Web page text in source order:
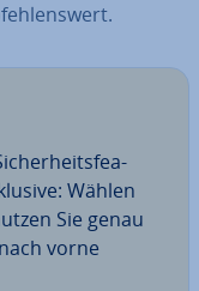
Wählen
Sie genau
vorne